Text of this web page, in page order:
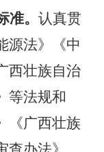
准。 认真贯
源法》《中
西壮族自治
等法规和
《广西壮族